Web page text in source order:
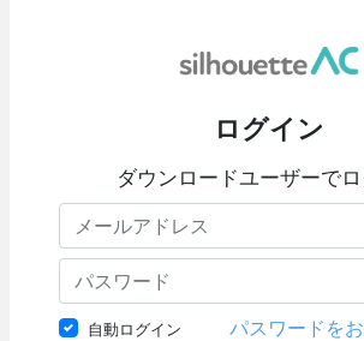
ログイン
ダウンロードユーザーで
自動ログイン パスワードを